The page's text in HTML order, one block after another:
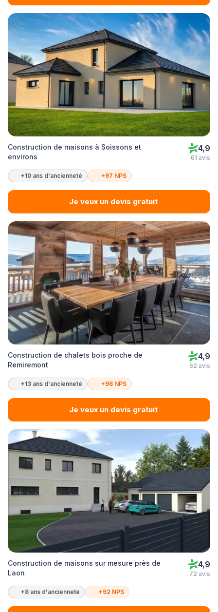
Construction de maisons à Soissons et
environs
4,9
61 avis
+10 ans d'ancienneté +97 NPS
Je veux un devis gratuit
Construction de chalets bois proche de
Remiremont
4,9
62 avis
+13 ans d'ancienneté +98 NPS
Je veux un devis gratuit
Construction de maisons sur mesure près de
Laon
4,9
72 avis
+8 ans d'ancienneté +92 NPS